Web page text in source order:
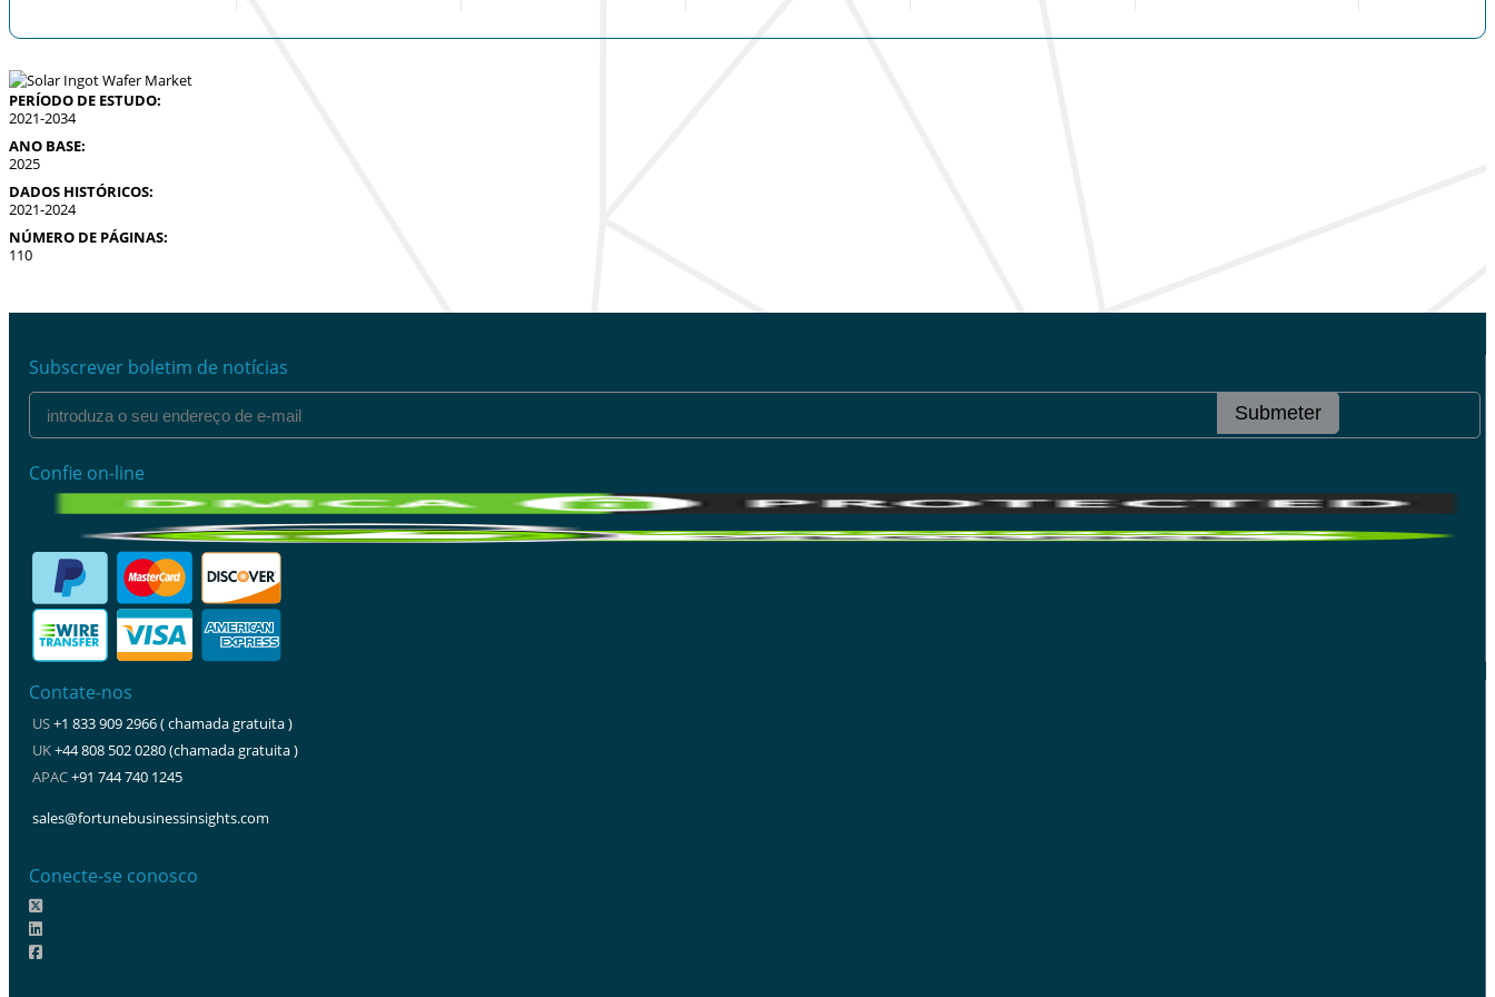
PERÍODO DE ESTUDO:
2021-2034
ANO BASE:
2025
DADOS HISTÓRICOS:
2021-2024
NÚMERO DE PÁGINAS:
110
Subscrever boletim de notícias
Submeter
Confie on-line
Contate-nos
US+1 833 909 2966 ( chamada gratuita )
UK+44 808 502 0280 (chamada gratuita )
APAC+91 744 740 1245
sales@fortunebusinessinsights.com
Conecte-se conosco